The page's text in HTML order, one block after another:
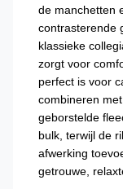
de manchetten
contrasterende
klassieke
zorgt voor
perfect is voor
combineren
geborstelde
bulk, terwijl de
afwerking
getrouwe,